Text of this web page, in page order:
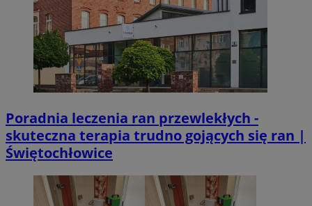
Poradnia leczenia ran przewlekłych -
skuteczna terapia trudno gojących się ran |
Świętochłowice